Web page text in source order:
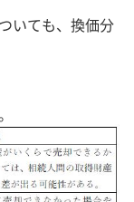
いても、換価分